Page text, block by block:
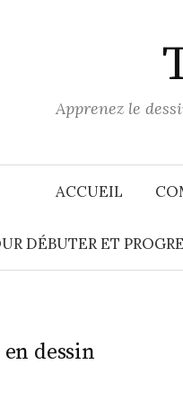
Apprenez le
ACCUEIL
DÉBUTER ET
dessin